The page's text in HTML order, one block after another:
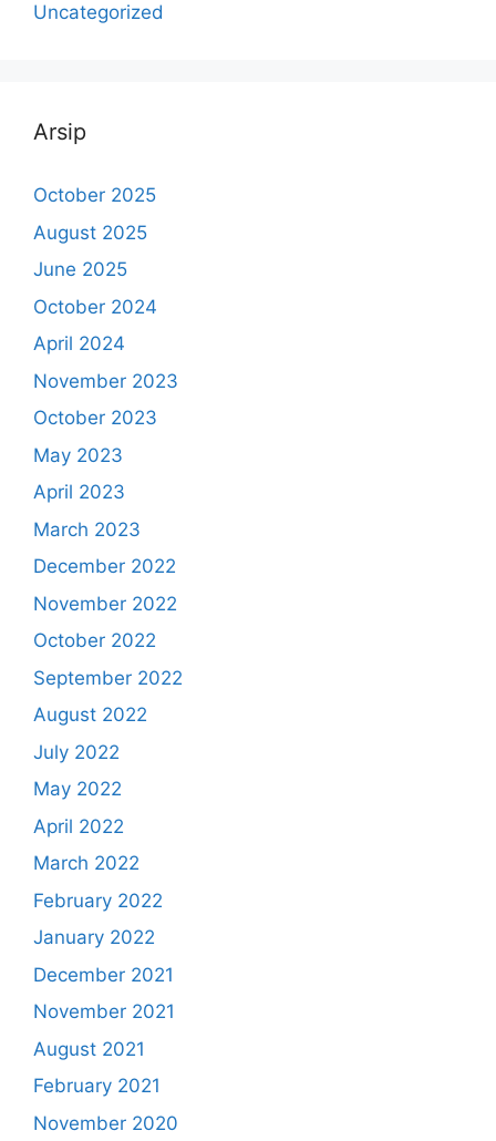
Uncategorized
Arsip
October 2025
August 2025
June 2025
October 2024
April 2024
November 2023
October 2023
May 2023
April 2023
March 2023
December 2022
November 2022
October 2022
September 2022
August 2022
July 2022
May 2022
April 2022
March 2022
February 2022
January 2022
December 2021
November 2021
August 2021
February 2021
November 2020